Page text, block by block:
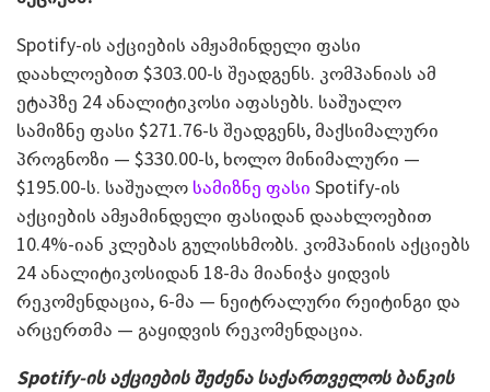
Spotify-ის აქციების ამჟამინდელი ფასი
დაახლოებით $303.00-ს შეადგენს. კომპანიას ამ
ეტაპზე 24 ანალიტიკოსი აფასებს. საშუალო
სამიზნე ფასი $271.76-ს შეადგენს, მაქსიმალური
პროგნოზი — $330.00-ს, ხოლო მინიმალური —
$195.00-ს. საშუალო სამიზნე ფასი Spotify-ის
აქციების ამჟამინდელი ფასიდან დაახლოებით
10.4%-იან კლებას გულისხმობს. კომპანიის აქციებს
24 ანალიტიკოსიდან 18-მა მიანიჭა ყიდვის
რეკომენდაცია, 6-მა — ნეიტრალური რეიტინგი და
არცერთმა — გაყიდვის რეკომენდაცია.
Spotify-ის აქციების შეძენა საქართველოს ბანკის